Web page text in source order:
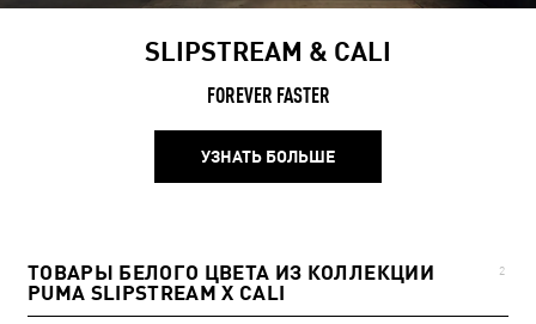
SLIPSTREAM & CALI
FOREVER FASTER
УЗНАТЬ БОЛЬШЕ
ТОВАРЫ БЕЛОГО ЦВЕТА ИЗ КОЛЛЕКЦИИ
PUMA SLIPSTREAM X CALI
2